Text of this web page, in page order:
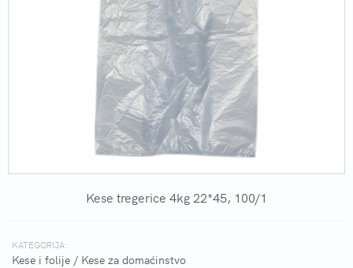
Kese tregerice 4kg 22*45, 100/1
KATEGORIJA:
Kese i folije / Kese za domaćinstvo